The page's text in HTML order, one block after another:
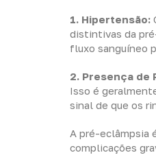
1. Hipertensão:
distintivas da
fluxo sanguíneo
2. Presença de
Isso é
sinal de que os
A pré-eclâmpsia
complicações